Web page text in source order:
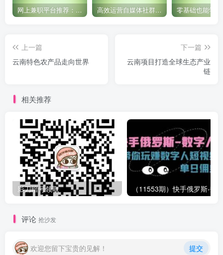
网上兼职平台推荐：国外网赚任务！ 高效运营自媒体社群，让内容更有价值！
上一篇
云南特色农产品走向世界
下一篇
云南项目打造全球生态产业
链
相关推荐
影刀暗号领取
评论 抢沙发
欢迎您留下宝贵的见解！ 提交